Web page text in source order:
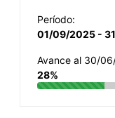
Período:
01/09/2025 -
Avance al 30/
28%